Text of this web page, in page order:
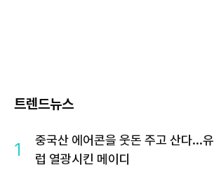
트렌드뉴스
1
중국산 에어콘을 웃돈 주고 산다...유
럽 열광시킨 메이디